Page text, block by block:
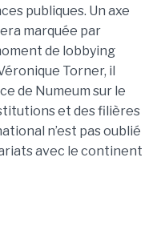
publiques. Un axe
marquée par
de lobbying
Torner, il
de Numeum sur le
et des filières
n’est pas oublié
avec le continent